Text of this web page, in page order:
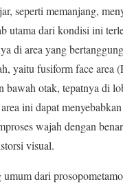
seperti memanjang,
utama dari kondisi ini
di area yang
yaitu fusiform face area
bawah otak, tepatnya di
ini dapat
wajah dengan
visual.
umum dari